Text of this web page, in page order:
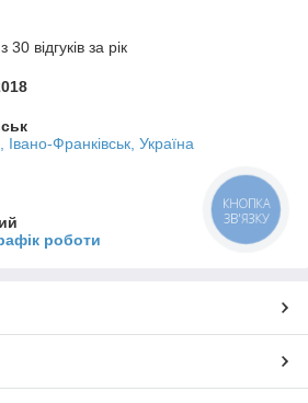
відгуків за рік
Франківськ, Україна
роботи
КНОПКА
ЗВ'ЯЗКУ